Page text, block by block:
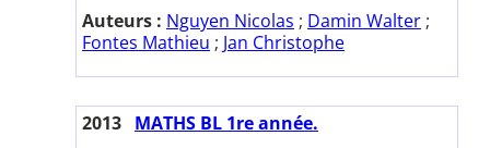
Auteurs : Nguyen Nicolas ; Damin Walter ;
Fontes Mathieu ; Jan Christophe
2013 MATHS BL 1re année.